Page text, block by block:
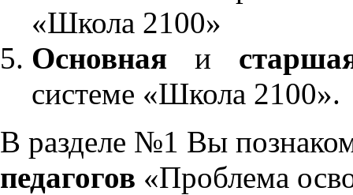
«Школа 2100»
Основнаяи
системе «Школа 2100».
В разделе №1 Вы
педагогов «Проблема